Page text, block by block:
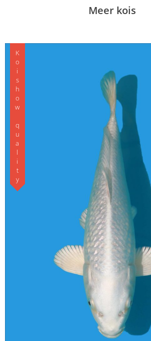
Meer kois
Koishow quality